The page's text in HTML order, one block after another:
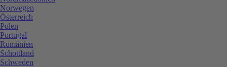
Norwegen
Österreich
Polen
Portugal
Rumänien
Schottland
Schweden